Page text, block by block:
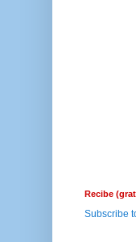
Recibe
Subscribe